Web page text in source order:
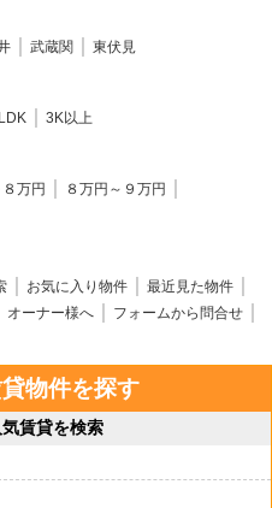
武蔵関 東伏見
3K以上
万円
８万円～９万円
お気に入り物件
最近見た物件
オーナー様へ
フォームから問合せ
物件を探す
賃貸を検索